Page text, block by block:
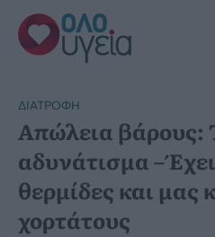
Μετάβαση
στο
περιεχόμενο
ΔΙΑΤΡΟΦΉ
Απώλεια βάρους:
αδυνάτισμα –
θερμίδες και μας
χορτάτους